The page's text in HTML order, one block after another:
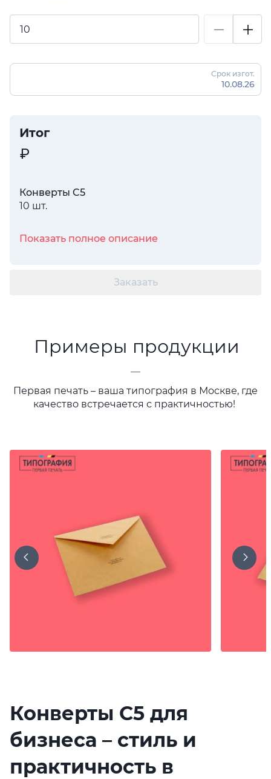
Срок изгот.
10.08.26
Итог
Конверты C5
10 шт.
Показать полное описание
Заказать
Примеры продукции
—
Первая печать – ваша типография в Москве, где
качество встречается с практичностью!
Конверты C5 для
бизнеса – стиль и
практичность в